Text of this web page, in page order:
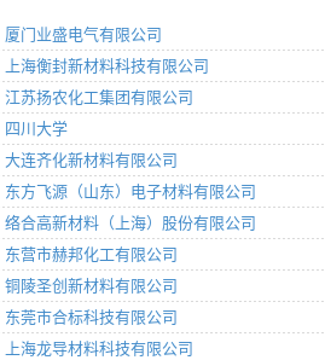
厦门业盛电气有限公司
上海衡封新材料科技有限公司
江苏扬农化工集团有限公司
四川大学
大连齐化新材料有限公司
东方飞源（山东）电子材料有限公司
络合高新材料（上海）股份有限公司
东营市赫邦化工有限公司
铜陵圣创新材料有限公司
东莞市合标科技有限公司
上海龙导材料科技有限公司